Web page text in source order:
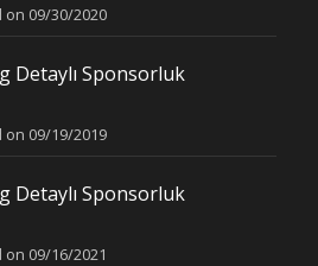
on 09/30/2020
Detaylı Sponsorluk
on 09/19/2019
Detaylı Sponsorluk
09/16/2021